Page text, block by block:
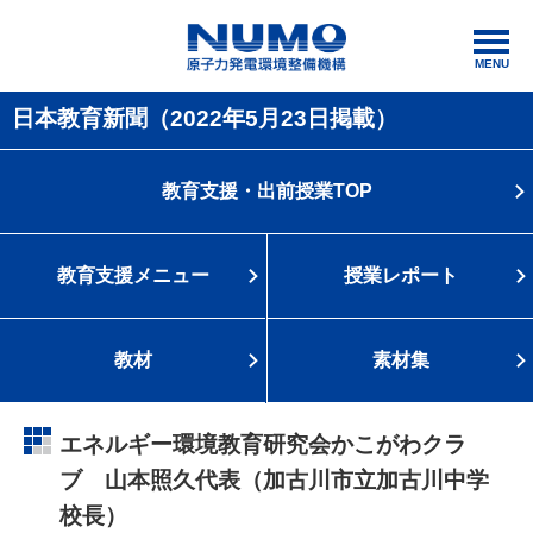
MENU
日本教育新聞（2022年5月23日掲載）
教育支援・出前授業TOP
教育支援メニュー 授業レポート
教材 素材集
エネルギー環境教育研究会かこがわクラ
ブ 山本照久代表（加古川市立加古川中学
校長）